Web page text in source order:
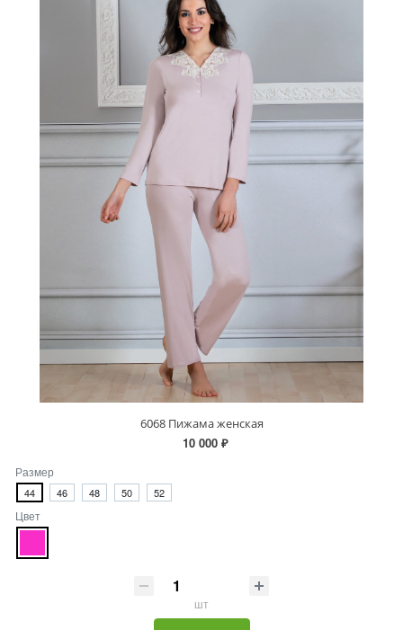
6068 Пижама женская
10 000 ₽
Размер
44 46 48 50 52
Цвет
шт